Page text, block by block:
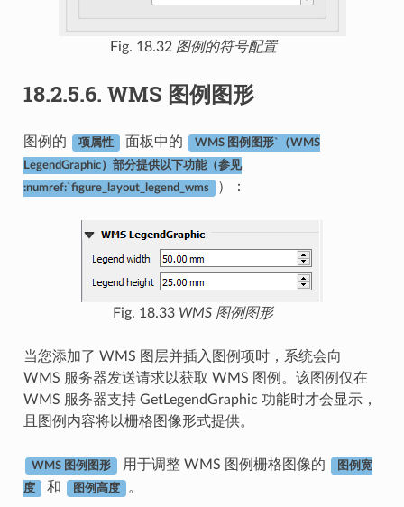
Fig. 18.32 图例的符号配置
18.2.5.6. WMS 图例图形
图例的 项属性 面板中的 WMS 图例图形`（WMS
LegendGraphic）部分提供以下功能（参见
:numref:`figure_layout_legend_wms ）：
Fig. 18.33 WMS 图例图形
当您添加了 WMS 图层并插入图例项时，系统会向
WMS 服务器发送请求以获取 WMS 图例。该图例仅在
WMS 服务器支持 GetLegendGraphic 功能时才会显示，
且图例内容将以栅格图像形式提供。
WMS 图例图形 用于调整 WMS 图例栅格图像的 图例宽
度 和 图例高度 。